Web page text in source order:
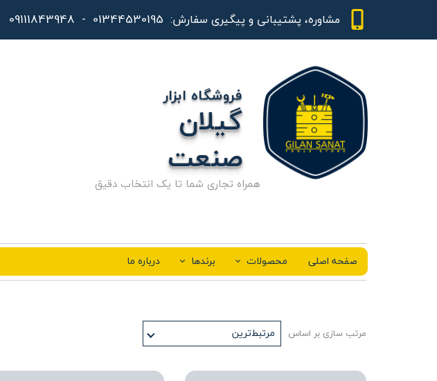
مشاوره، پشتیبانی و پیگیری سفارش:01344530195 - 09111843948
صفحه اصلی محصولات برندها درباره ما
گیلان
صنعت
فروشگاه ابزار
همراه تجاری شما تا یک انتخاب دقیق
مرتب سازی بر اساس مرتبط‌ترین